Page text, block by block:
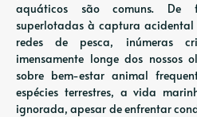
aquáticos são comuns. De
superlotadas à captura acidental
redes de pesca, inúmeras
imensamente longe dos nossos
sobre bem-estar animal
espécies terrestres, a vida
ignorada, apesar de enfrentar